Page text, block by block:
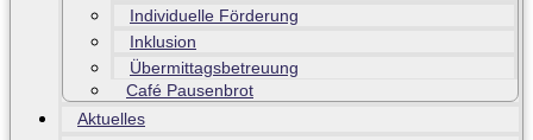
Individuelle Förderung
Inklusion
Übermittagsbetreuung
Café Pausenbrot
Aktuelles